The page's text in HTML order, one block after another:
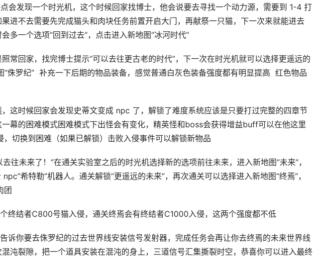
会发现一个时光机，这个时候回家找博士，他会说要去寻找一个动力源，需要到 1-4 打
进不去需要先完成猫头和肉块任务前置开启大门，再献祭一只猫，下一次来就能进去
多一个选项“回到过去”，点击进入新地图“冰河时代”
常回家，找完博士提示“可以去往更古老的时代”，下一次在时光机就可以选择更遥远的
侏罗纪” 补充一下后期的物品装备，感觉普通白灰色装备强度都有明显提高 红色物品
这时候回家会发现史蒂文变成 npc 了，解锁了难度系统应该是只要打过完整的四章节
幕的困难模式困难模式下出怪会有变化，精英怪和boss会获得增益buff可以在他这里
切换到困难（如果已解锁）击败入侵事件可以解锁新物品
去往未来了！”在通关实验室之后的时光机选择新的选项前往未来，进入新地图“未来”，
希特勒”机器人。通关解锁“更遥远的未来”，再次通关可以选择进入新地图“终焉”，
团
终结者C800号猫入侵，通关终焉会有终结者C1000入侵，这两个强度都不低
诉你要去侏罗纪的过去世界线安装信号发射器，完成任务会再让你去终焉的未来世界线
沌裂隙，把一个道具安装在混沌的身上，三道信号汇集撕裂时空，恭喜你可以进入最终